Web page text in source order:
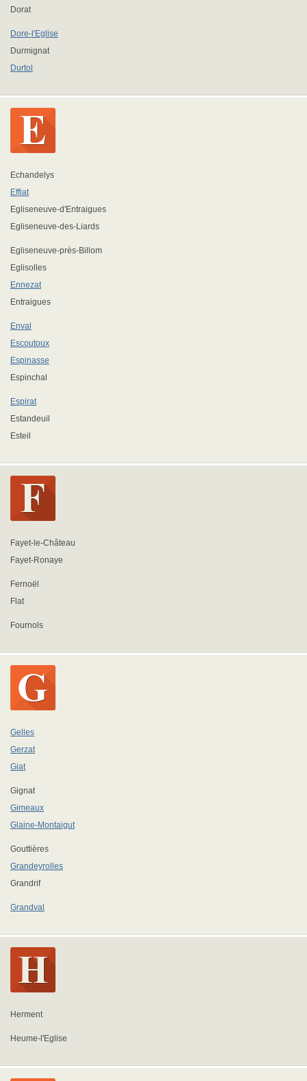
Dorat
Dore-l'Eglise
Durmignat
Durtol
Echandelys
Effiat
Egliseneuve-d'Entraigues
Egliseneuve-des-Liards
Egliseneuve-près-Billom
Eglisolles
Ennezat
Entraigues
Enval
Escoutoux
Espinasse
Espinchal
Espirat
Estandeuil
Esteil
Fayet-le-Château
Fayet-Ronaye
Fernoël
Flat
Fournols
Gelles
Gerzat
Giat
Gignat
Gimeaux
Glaine-Montaigut
Gouttières
Grandeyrolles
Grandrif
Grandval
Herment
Heume-l'Eglise